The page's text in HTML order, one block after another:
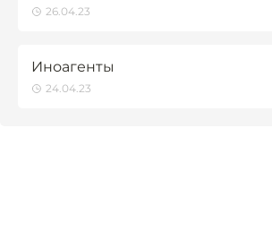
26.04.23
Иноагенты
24.04.23